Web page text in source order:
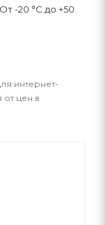
От -20 °C до +50
интернет-
от цен в